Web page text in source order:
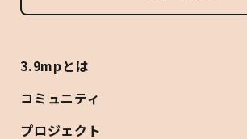
3.9mpとは
コミュニティ
プロジェクト